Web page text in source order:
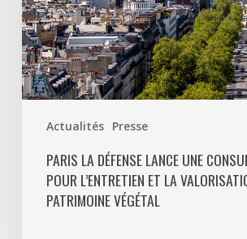
Actualités Presse
valorisation
de
son
patrimoine
végétal
PARIS LA DÉFENSE LANCE UNE
POUR L’ENTRETIEN ET LA
PATRIMOINE VÉGÉTAL